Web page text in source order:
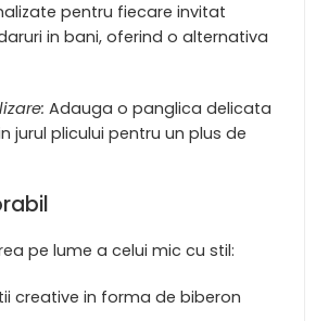
pentru fiecare invitat
in bani, oferind o alternativa
Adauga o panglica delicata
jurul plicului pentru un plus de
pe lume a celui mic cu stil:
creative in forma de biberon